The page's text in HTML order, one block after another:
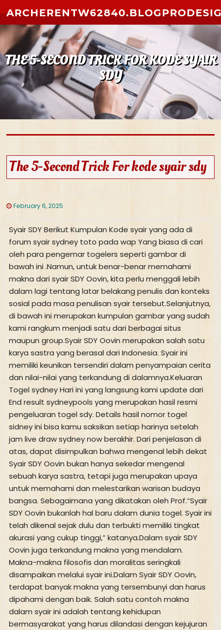
THE 5-SECOND TRICK FOR KODE SYAIR
SDY
The 5-Second Trick For kode syair sdy
February 6, 2025
Syair SDY Berikut Kumpulan Kode syair yang ada di
forum syair sydney toto pada wap Yang biasa di cari
oleh para pengemar togelers seperti gambar di
bawah ini .Namun, untuk benar-benar memahami
makna dari syair SDY Oovin, kita perlu menggali lebih
dalam lagi tentang latar belakang penulis dan konteks
sosial pada masa penulisan syair tersebut.Selanjutnya,
di bawah ini merupakan kumpulan gambar yang sudah
kami rangkum menjadi satu dari berbagai situs
maupun group.Syair SDY Oovin merupakan salah satu
karya sastra yang berasal dari Indonesia. Syair ini
memiliki keunikan tersendiri dalam penyampaian cerita
dan nilai-nilai yang terkandung di dalamnya.Keluaran
Togel sydney Hari ini yang langsung kami update dari
End result sydneypools yang merupakan hasil resmi
pengeluaran togel sdy. Details hasil nomor togel
sidney ini bisa kamu saksikan setiap harinya setelah
jam live draw sydney now berakhir. Dari penjelasan di
atas, dapat disimpulkan bahwa mengenal lebih dekat
Syair SDY Oovin bukan hanya sekedar mengenal
sebuah karya sastra, tetapi juga merupakan upaya
untuk memahami dan melestarikan warisan budaya
bangsa. Sebagaimana yang dikatakan oleh Prof.“Syair
SDY Oovin bukanlah hal baru dalam dunia togel. Syair ini
telah dikenal sejak dulu dan terbukti memiliki tingkat
akurasi yang cukup tinggi,” katanya.Dalam syair SDY
Oovin juga terkandung makna yang mendalam.
Makna-makna filosofis dan moralitas seringkali
disampaikan melalui syair ini.Dalam Syair SDY Oovin,
terdapat banyak makna yang tersembunyi dan harus
dipahami dengan baik. Salah satu contoh makna
dalam syair ini adalah tentang kehidupan
bermasyarakat yang harus dilandasi dengan kejujuran